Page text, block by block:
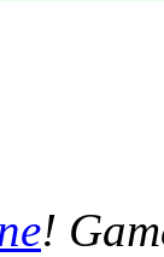
!